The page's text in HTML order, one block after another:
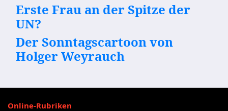
Erste Frau an der Spitze der
UN?
Der Sonntagscartoon von
Holger Weyrauch
Online-Rubriken